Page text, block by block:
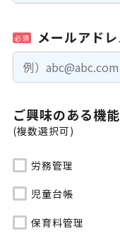
必須 メールアド
ご興味のある機能
(複数選択可)
労務管理
児童台帳
保育料管理